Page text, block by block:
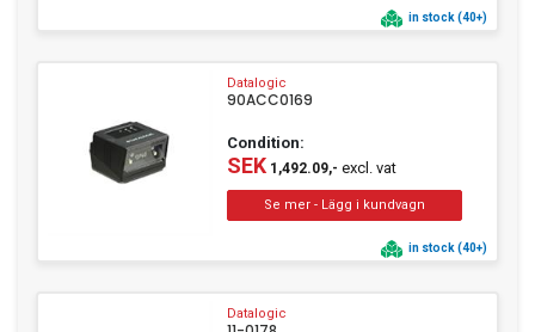
in stock (40+)
Datalogic
90ACC0169
Condition:
SEK1,492.09,- excl. vat
in stock (40+)
Datalogic